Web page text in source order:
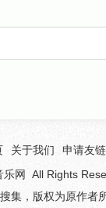
关于我们
申请友链
乐网
All Rights
集，版权为原作者